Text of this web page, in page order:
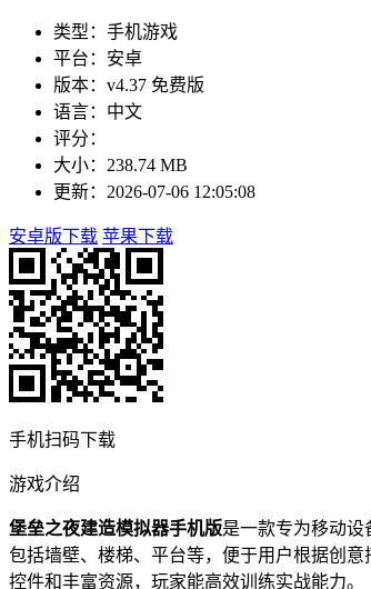
类型：手机游戏
平台：安卓
版本：v4.37 免费版
语言：中文
评分：
大小：238.74 MB
更新：2026-07-06 12:05:08
安卓版下载 苹果下载
手机扫码下载
游戏介绍
堡垒之夜建造模拟器手机版是一款专为移动设
包括墙壁、楼梯、平台等，便于用户根据创
控件和丰富资源，玩家能高效训练实战能力。